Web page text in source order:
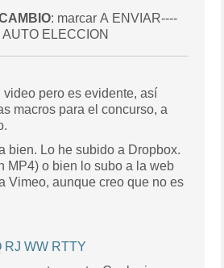
: marcar A ENVIAR----
ELECCION
video pero es evidente, así
macros para el concurso, a
bien. Lo he subido a Dropbox.
MP4) o bien lo subo a la web
Vimeo, aunque creo que no es
RJ WW RTTY